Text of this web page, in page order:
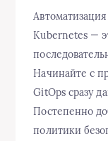
Kubernetes —
Начинайте с
GitOps сразу
Постепенно
политики